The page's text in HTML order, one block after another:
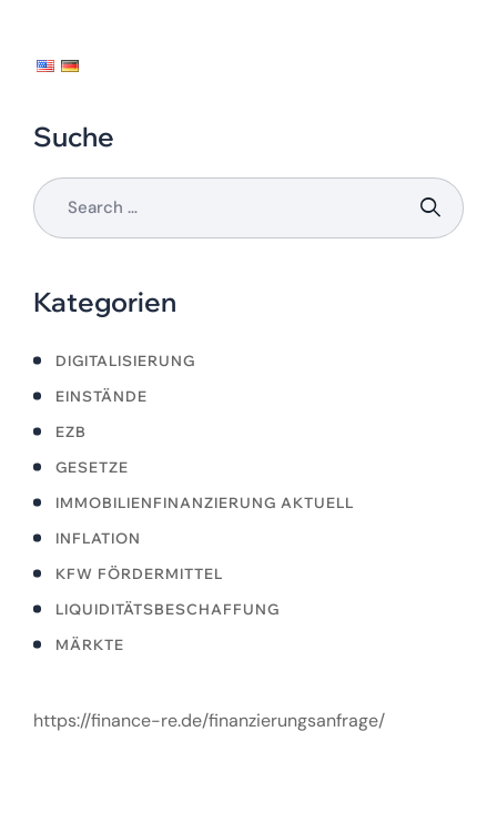
Suche
Kategorien
DIGITALISIERUNG
EINSTÄNDE
EZB
GESETZE
IMMOBILIENFINANZIERUNG AKTUELL
INFLATION
KFW FÖRDERMITTEL
LIQUIDITÄTSBESCHAFFUNG
MÄRKTE
https://finance-re.de/finanzierungsanfrage/